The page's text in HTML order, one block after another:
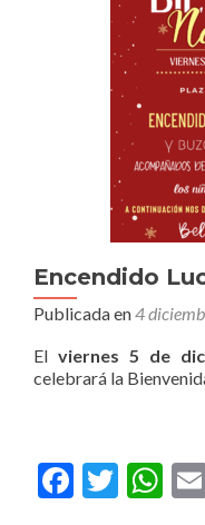
Encendido
Publicada en4
Elviernes 5 de
celebrará la
Facebook
Twitter